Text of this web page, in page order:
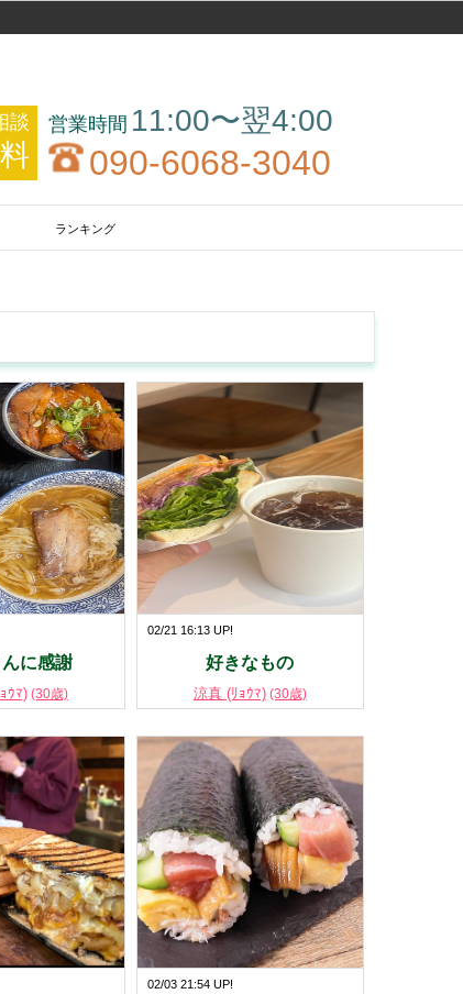
談 11:00〜翌4:00
090-6068-3040
ランキング
に感謝
ｳﾏ) (30歳)
02/21 16:13 UP!
好きなもの
涼真 (ﾘｮｳﾏ) (30歳)
02/03 21:54 UP!